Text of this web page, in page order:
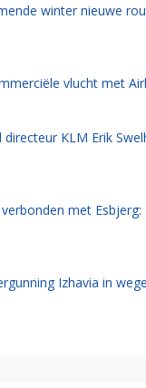
winter nieuwe
vlucht met
KLM Erik
met Esbjerg:
Izhavia in